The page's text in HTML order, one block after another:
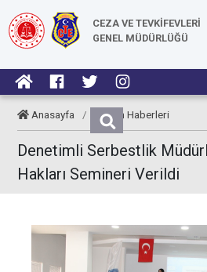
CEZA VE TEVKİFEVLERİ
GENEL MÜDÜRLÜĞÜ
Anasayfa / Kurum Haberleri
Denetimli Serbestlik
Hakları Semineri Verildi